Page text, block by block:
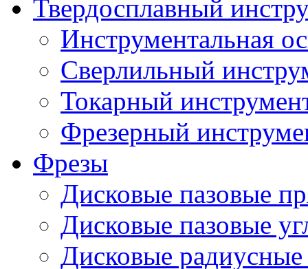
Твердосплавный
Инструментальная
Сверлильный
Токарный
Фрезерный
Фрезы
Дисковые пазовые
Дисковые пазовые
Дисковые